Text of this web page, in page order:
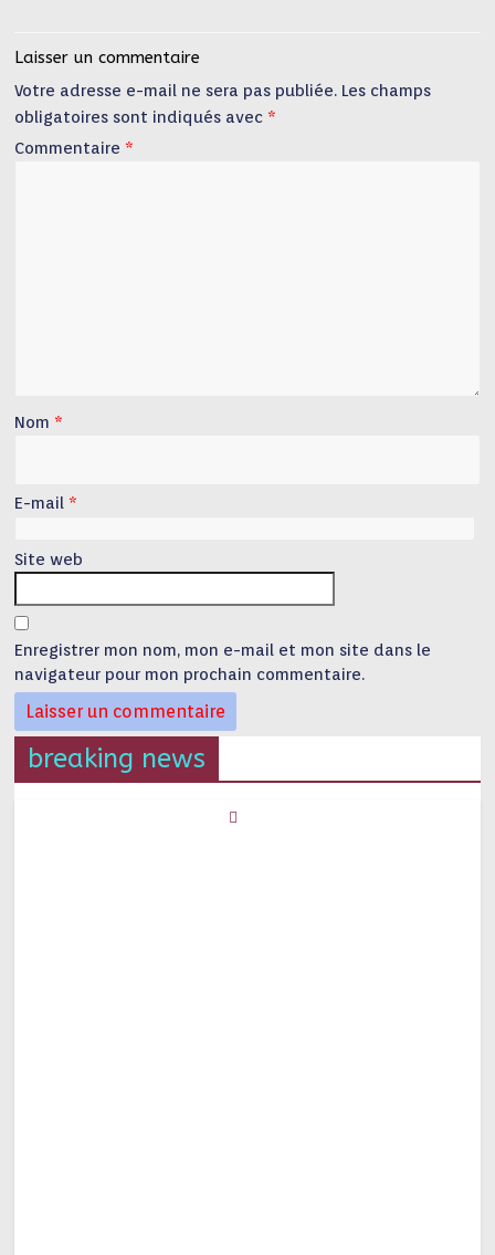
Laisser un commentaire
Votre adresse e-mail ne sera pas publiée. Les champs
obligatoires sont indiqués avec *
Commentaire *
Nom *
E-mail *
Site web
Enregistrer mon nom, mon e-mail et mon site dans le
navigateur pour mon prochain commentaire.
breaking news